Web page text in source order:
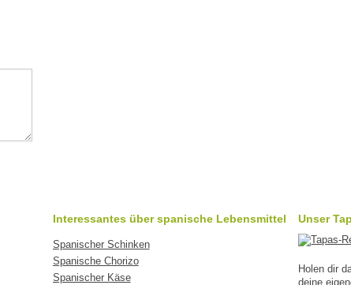
Interessantes über spanische Lebensmittel
Spanischer Schinken
Spanische Chorizo
Spanischer Käse
Unser
Holen dir
deine